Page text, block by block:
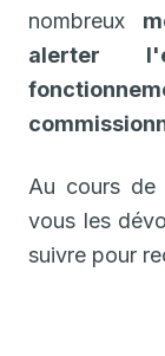
nombreux
alerter
Au cours de
vous les
suivre pour